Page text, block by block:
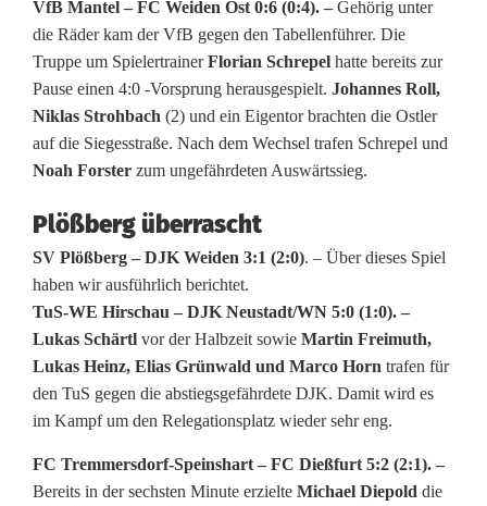
s
i
c
h
n
d
e
r
K
e
VfB Mantel – FC Weiden Ost 0:6 (0:4). – Gehörig unter
die Räder kam der VfB gegen den Tabellenführer. Die
Truppe um SpielertrainerFlorian Schrepel hatte bereits zur
Pause einen 4:0 -Vorsprung herausgespielt. Johannes Roll,
Niklas Strohbach (2) und ein Eigentor brachten die Ostler
auf die Siegesstraße. Nach dem Wechsel trafen Schrepel und
Noah Forster zum ungefährdeten Auswärtssieg.
Plößberg überrascht
SV Plößberg – DJK Weiden 3:1 (2:0). – Über dieses Spiel
haben wir ausführlich berichtet.
TuS-WE Hirschau – DJK Neustadt/WN 5:0 (1:0). –
Lukas Schärtl vor der Halbzeit sowie Martin Freimuth,
Lukas Heinz, Elias Grünwald und Marco Horn trafen für
den TuS gegen die abstiegsgefährdete DJK. Damit wird es
im Kampf um den Relegationsplatz wieder sehr eng.
FC Tremmersdorf-Speinshart – FC Dießfurt 5:2 (2:1). –
Bereits in der sechsten Minute erzielte Michael Diepold die